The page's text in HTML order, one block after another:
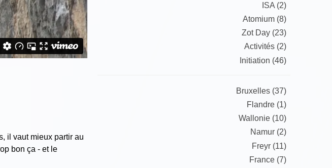
il vaut mieux partir au
bon ça - et le
ISA (2)
Atomium (8)
Zot Day (23)
Activités (2)
Initiation (46)
Bruxelles (37)
Flandre (1)
Wallonie (10)
Namur (2)
Freyr (11)
France (7)